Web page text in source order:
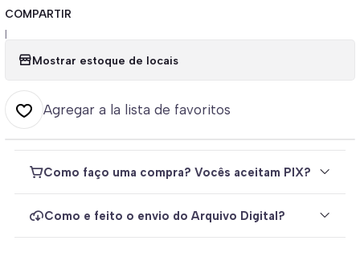
COMPARTIR
|
Mostrar estoque de locais
Agregar a la lista de favoritos
Como faço uma compra? Vocês aceitam PIX?
Como e feito o envio do Arquivo Digital?